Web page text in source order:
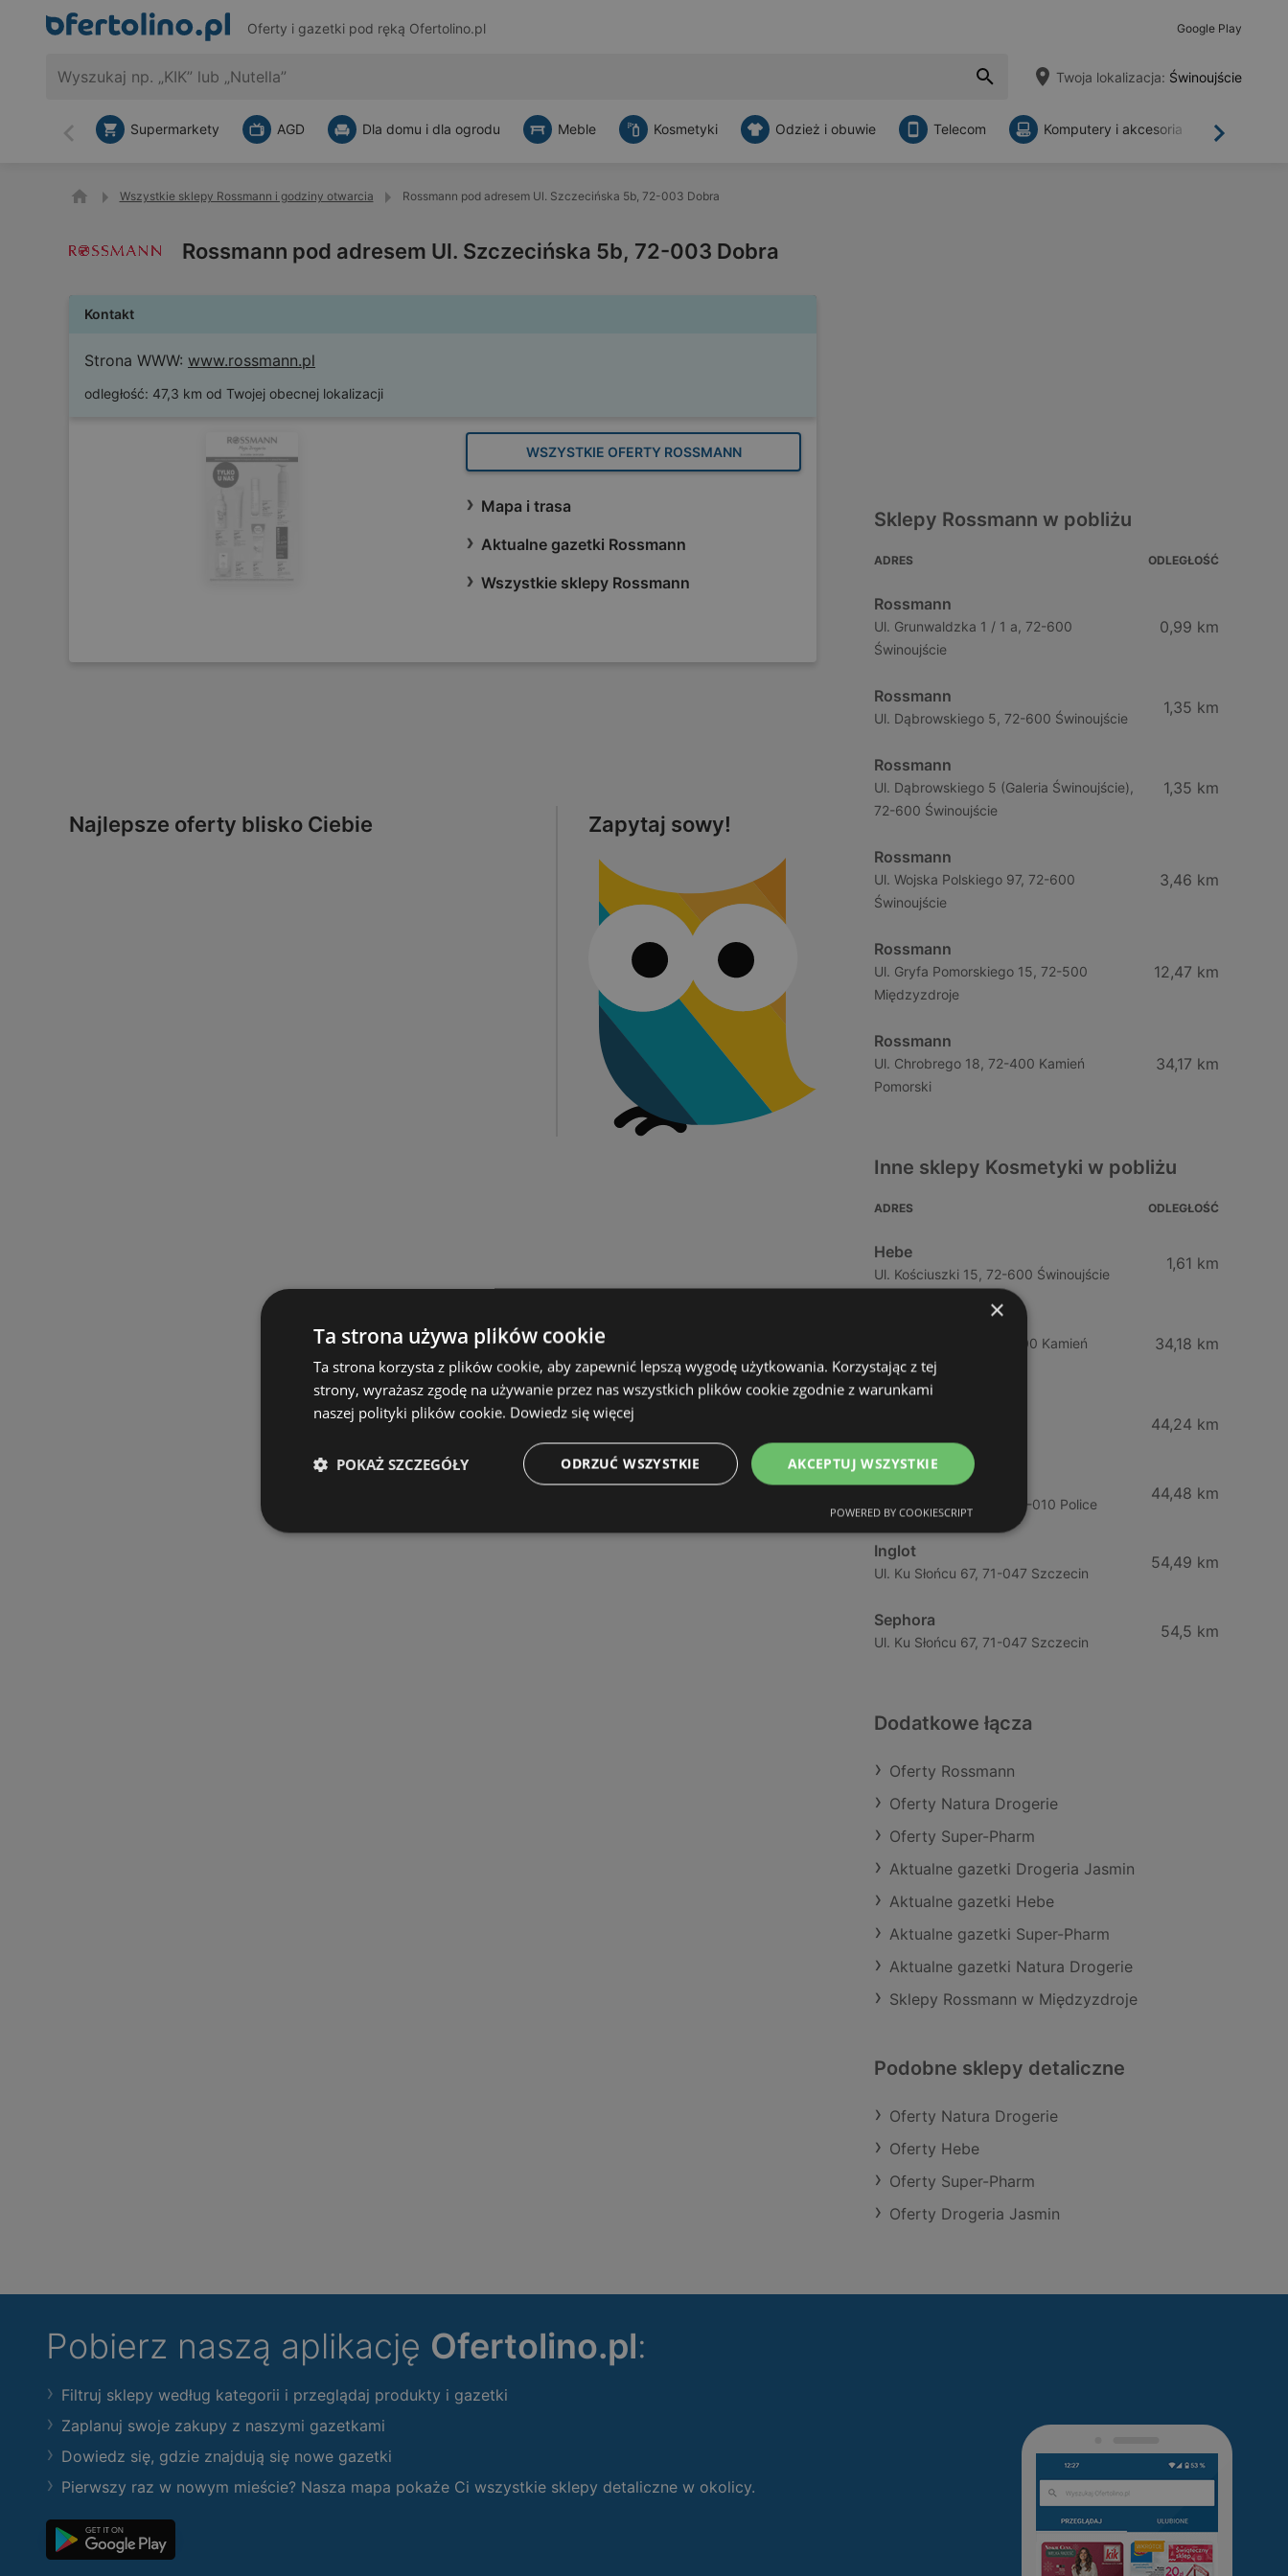
Oferty i gazetki pod ręką Ofertolino.pl Google Play
Twoja lokalizacja: Świnoujście
Wstecz Dalej
Supermarkety AGD Dla domu i dla ogrodu Meble Kosmetyki Odzież i obuwie Telecom Komputery i akcesoria
Wszystkie sklepy Rossmann i godziny otwarcia Rossmann pod adresem Ul. Szczecińska 5b, 72-003 Dobra
Rossmann pod adresem Ul. Szczecińska 5b, 72-003 Dobra
Kontakt
Strona WWW: www.rossmann.pl
odległość: 47,3 km od Twojej obecnej lokalizacji
WSZYSTKIE OFERTY ROSSMANN
Mapa i trasa
Aktualne gazetki Rossmann
Wszystkie sklepy Rossmann
Najlepsze oferty blisko Ciebie Zapytaj sowy!
Sklepy Rossmann w pobliżu
ADRES ODLEGŁOŚĆ
Rossmann
Ul. Grunwaldzka 1 / 1 a, 72-600
Świnoujście
0,99 km
Rossmann
Ul. Dąbrowskiego 5, 72-600 Świnoujście
1,35 km
Rossmann
Ul. Dąbrowskiego 5 (Galeria Świnoujście),
72-600 Świnoujście
1,35 km
Rossmann
Ul. Wojska Polskiego 97, 72-600
Świnoujście
3,46 km
Rossmann
Ul. Gryfa Pomorskiego 15, 72-500
Międzyzdroje
12,47 km
Rossmann
Ul. Chrobrego 18, 72-400 Kamień
Pomorski
34,17 km
Inne sklepy Kosmetyki w pobliżu
ADRES ODLEGŁOŚĆ
Hebe
Ul. Kościuszki 15, 72-600 Świnoujście
1,61 km
Drogeria Jasmin
Ul. Mickiewicza 4, 72-400 Kamień
Pomorski
34,18 km
44,24 km
Jawa Drogerie
Ul. Piłsudskiego 12/2, 72-010 Police
44,48 km
Inglot
Ul. Ku Słońcu 67, 71-047 Szczecin
54,49 km
Sephora
Ul. Ku Słońcu 67, 71-047 Szczecin
54,5 km
Dodatkowe łącza
Oferty Rossmann
Oferty Natura Drogerie
Oferty Super-Pharm
Aktualne gazetki Drogeria Jasmin
Aktualne gazetki Hebe
Aktualne gazetki Super-Pharm
Aktualne gazetki Natura Drogerie
Sklepy Rossmann w Międzyzdroje
Podobne sklepy detaliczne
Oferty Natura Drogerie
Oferty Hebe
Oferty Super-Pharm
Oferty Drogeria Jasmin
Pobierz naszą aplikację Ofertolino.pl:
Filtruj sklepy według kategorii i przeglądaj produkty i gazetki
Zaplanuj swoje zakupy z naszymi gazetkami
Dowiedz się, gdzie znajdują się nowe gazetki
Pierwszy raz w nowym mieście? Nasza mapa pokaże Ci wszystkie sklepy detaliczne w okolicy.
×
Ta strona używa plików cookie
Ta strona korzysta z plików cookie, aby zapewnić lepszą wygodę użytkowania. Korzystając z tej
strony, wyrażasz zgodę na używanie przez nas wszystkich plików cookie zgodnie z warunkami
naszej polityki plików cookie. Dowiedz się więcej
AKCEPTUJ WSZYSTKIE
ODRZUĆ WSZYSTKIE
POKAŻ SZCZEGÓŁY
POWERED BY COOKIESCRIPT